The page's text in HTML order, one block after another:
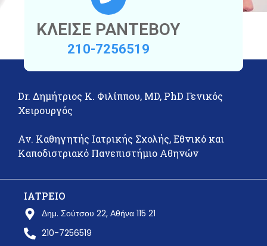
ΚΛΕΙΣΕ ΡΑΝΤΕΒΟΥ
210-7256519
Dr. Δημήτριος Κ. Φιλίππου, MD, PhD Γενικός
Χειρουργός
Αν. Καθηγητής Ιατρικής Σχολής, Εθνικό και
Καποδιστριακό Πανεπιστήμιο Αθηνών
ΙΑΤΡΕΙΟ
Δημ. Σούτσου 22, Αθήνα 115 21
210-7256519